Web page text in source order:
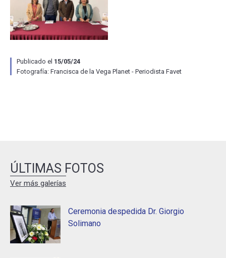
Publicado el 15/05/24
Fotografía: Francisca de la Vega Planet - Periodista Favet
ÚLTIMAS FOTOS
Ver más galerías
Ceremonia despedida Dr. Giorgio
Solimano